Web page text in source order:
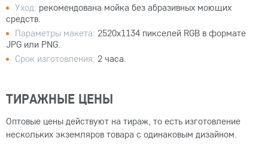
Уход: рекомендована мойка без абразивных моющих
средств.
Параметры макета: 2520x1134 пикселей RGB в формате
JPG или PNG.
Срок изготовления: 2 часа.
ТИРАЖНЫЕ ЦЕНЫ
Оптовые цены действуют на тираж, то есть изготовление
нескольких экземляров товара с одинаковым дизайном.